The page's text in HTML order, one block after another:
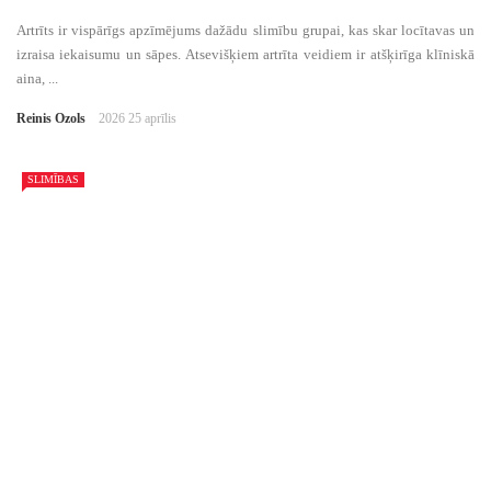
Artrīts ir vispārīgs apzīmējums dažādu slimību grupai, kas skar locītavas un
izraisa iekaisumu un sāpes. Atsevišķiem artrīta veidiem ir atšķirīga klīniskā
aina, ...
Reinis Ozols 2026 25 aprīlis
SLIMĪBAS